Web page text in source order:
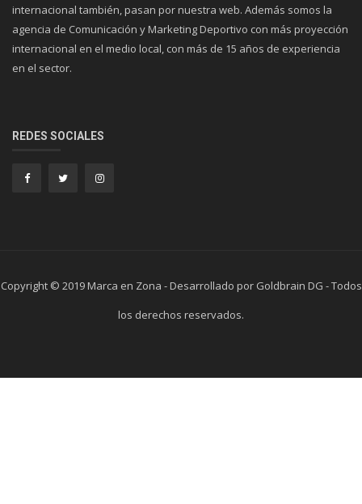
internacional también, pasan por nuestra web. Además somos la
agencia de Comunicación y Marketing Deportivo con más proyección
internacional en el medio local, con más de 15 años de experiencia
en el sector.
REDES SOCIALES
Copyright © 2019 Marca en Zona - Desarrollado por Goldbrain DG - Todos
los derechos reservados.